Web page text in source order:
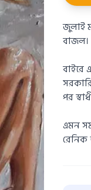
জুলাই
বাজল।
বাইরে
পর
এমন
রেনিক